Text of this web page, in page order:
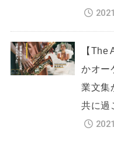
【The
かオー
業文集
共に過